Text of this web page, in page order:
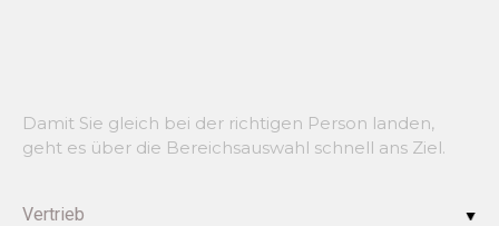
Damit Sie gleich bei der richtigen Person landen,
geht es über die Bereichsauswahl schnell ans Ziel.
Vertrieb